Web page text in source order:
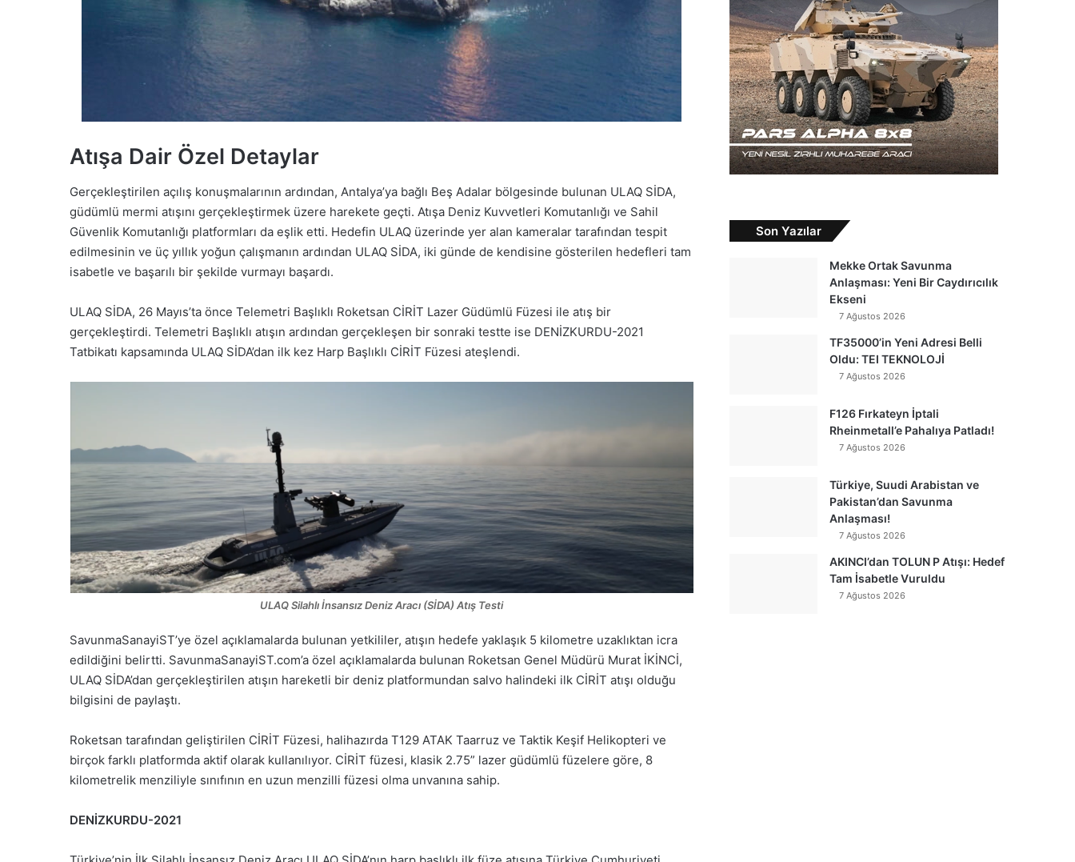
Atışa Dair Özel Detaylar
Gerçekleştirilen açılış konuşmalarının ardından, Antalya’ya bağlı Beş Adalar bölgesinde bulunan ULAQ SİDA,
güdümlü mermi atışını gerçekleştirmek üzere harekete geçti. Atışa Deniz Kuvvetleri Komutanlığı ve Sahil
Güvenlik Komutanlığı platformları da eşlik etti. Hedefin ULAQ üzerinde yer alan kameralar tarafından tespit
edilmesinin ve üç yıllık yoğun çalışmanın ardından ULAQ SİDA, iki günde de kendisine gösterilen hedefleri tam
isabetle ve başarılı bir şekilde vurmayı başardı.
ULAQ SİDA, 26 Mayıs’ta önce Telemetri Başlıklı Roketsan CİRİT Lazer Güdümlü Füzesi ile atış bir
gerçekleştirdi. Telemetri Başlıklı atışın ardından gerçekleşen bir sonraki testte ise DENİZKURDU-2021
Tatbikatı kapsamında ULAQ SİDA’dan ilk kez Harp Başlıklı CİRİT Füzesi ateşlendi.
ULAQ Silahlı İnsansız Deniz Aracı (SİDA) Atış Testi
SavunmaSanayiST’ye özel açıklamalarda bulunan yetkililer, atışın hedefe yaklaşık 5 kilometre uzaklıktan icra
edildiğini belirtti. SavunmaSanayiST.com’a özel açıklamalarda bulunan Roketsan Genel Müdürü Murat İKİNCİ,
ULAQ SİDA’dan gerçekleştirilen atışın hareketli bir deniz platformundan salvo halindeki ilk CİRİT atışı olduğu
bilgisini de paylaştı.
Roketsan tarafından geliştirilen CİRİT Füzesi, halihazırda T129 ATAK Taarruz ve Taktik Keşif Helikopteri ve
birçok farklı platformda aktif olarak kullanılıyor. CİRİT füzesi, klasik 2.75” lazer güdümlü füzelere göre, 8
kilometrelik menziliyle sınıfının en uzun menzilli füzesi olma unvanına sahip.
DENİZKURDU-2021
Son Yazılar
Mekke Ortak Savunma
Anlaşması: Yeni Bir Caydırıcılık
Ekseni
7 Ağustos 2026
TF35000’in Yeni Adresi Belli
Oldu: TEI TEKNOLOJİ
7 Ağustos 2026
F126 Fırkateyn İptali
Rheinmetall’e Pahalıya Patladı!
7 Ağustos 2026
Türkiye, Suudi Arabistan ve
Pakistan’dan Savunma
Anlaşması!
7 Ağustos 2026
AKINCI’dan TOLUN P Atışı: Hedef
Tam İsabetle Vuruldu
7 Ağustos 2026